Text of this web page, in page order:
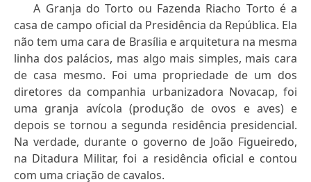
A Granja do Torto ou Fazenda Riacho Torto é a
casa de campo oficial da Presidência da República. Ela
não tem uma cara de Brasília e arquitetura na mesma
linha dos palácios, mas algo mais simples, mais cara
de casa mesmo. Foi uma propriedade de um dos
diretores da companhia urbanizadora Novacap, foi
uma granja avícola (produção de ovos e aves) e
depois se tornou a segunda residência presidencial.
Na verdade, durante o governo de João Figueiredo,
na Ditadura Militar, foi a residência oficial e contou
com uma criação de cavalos.